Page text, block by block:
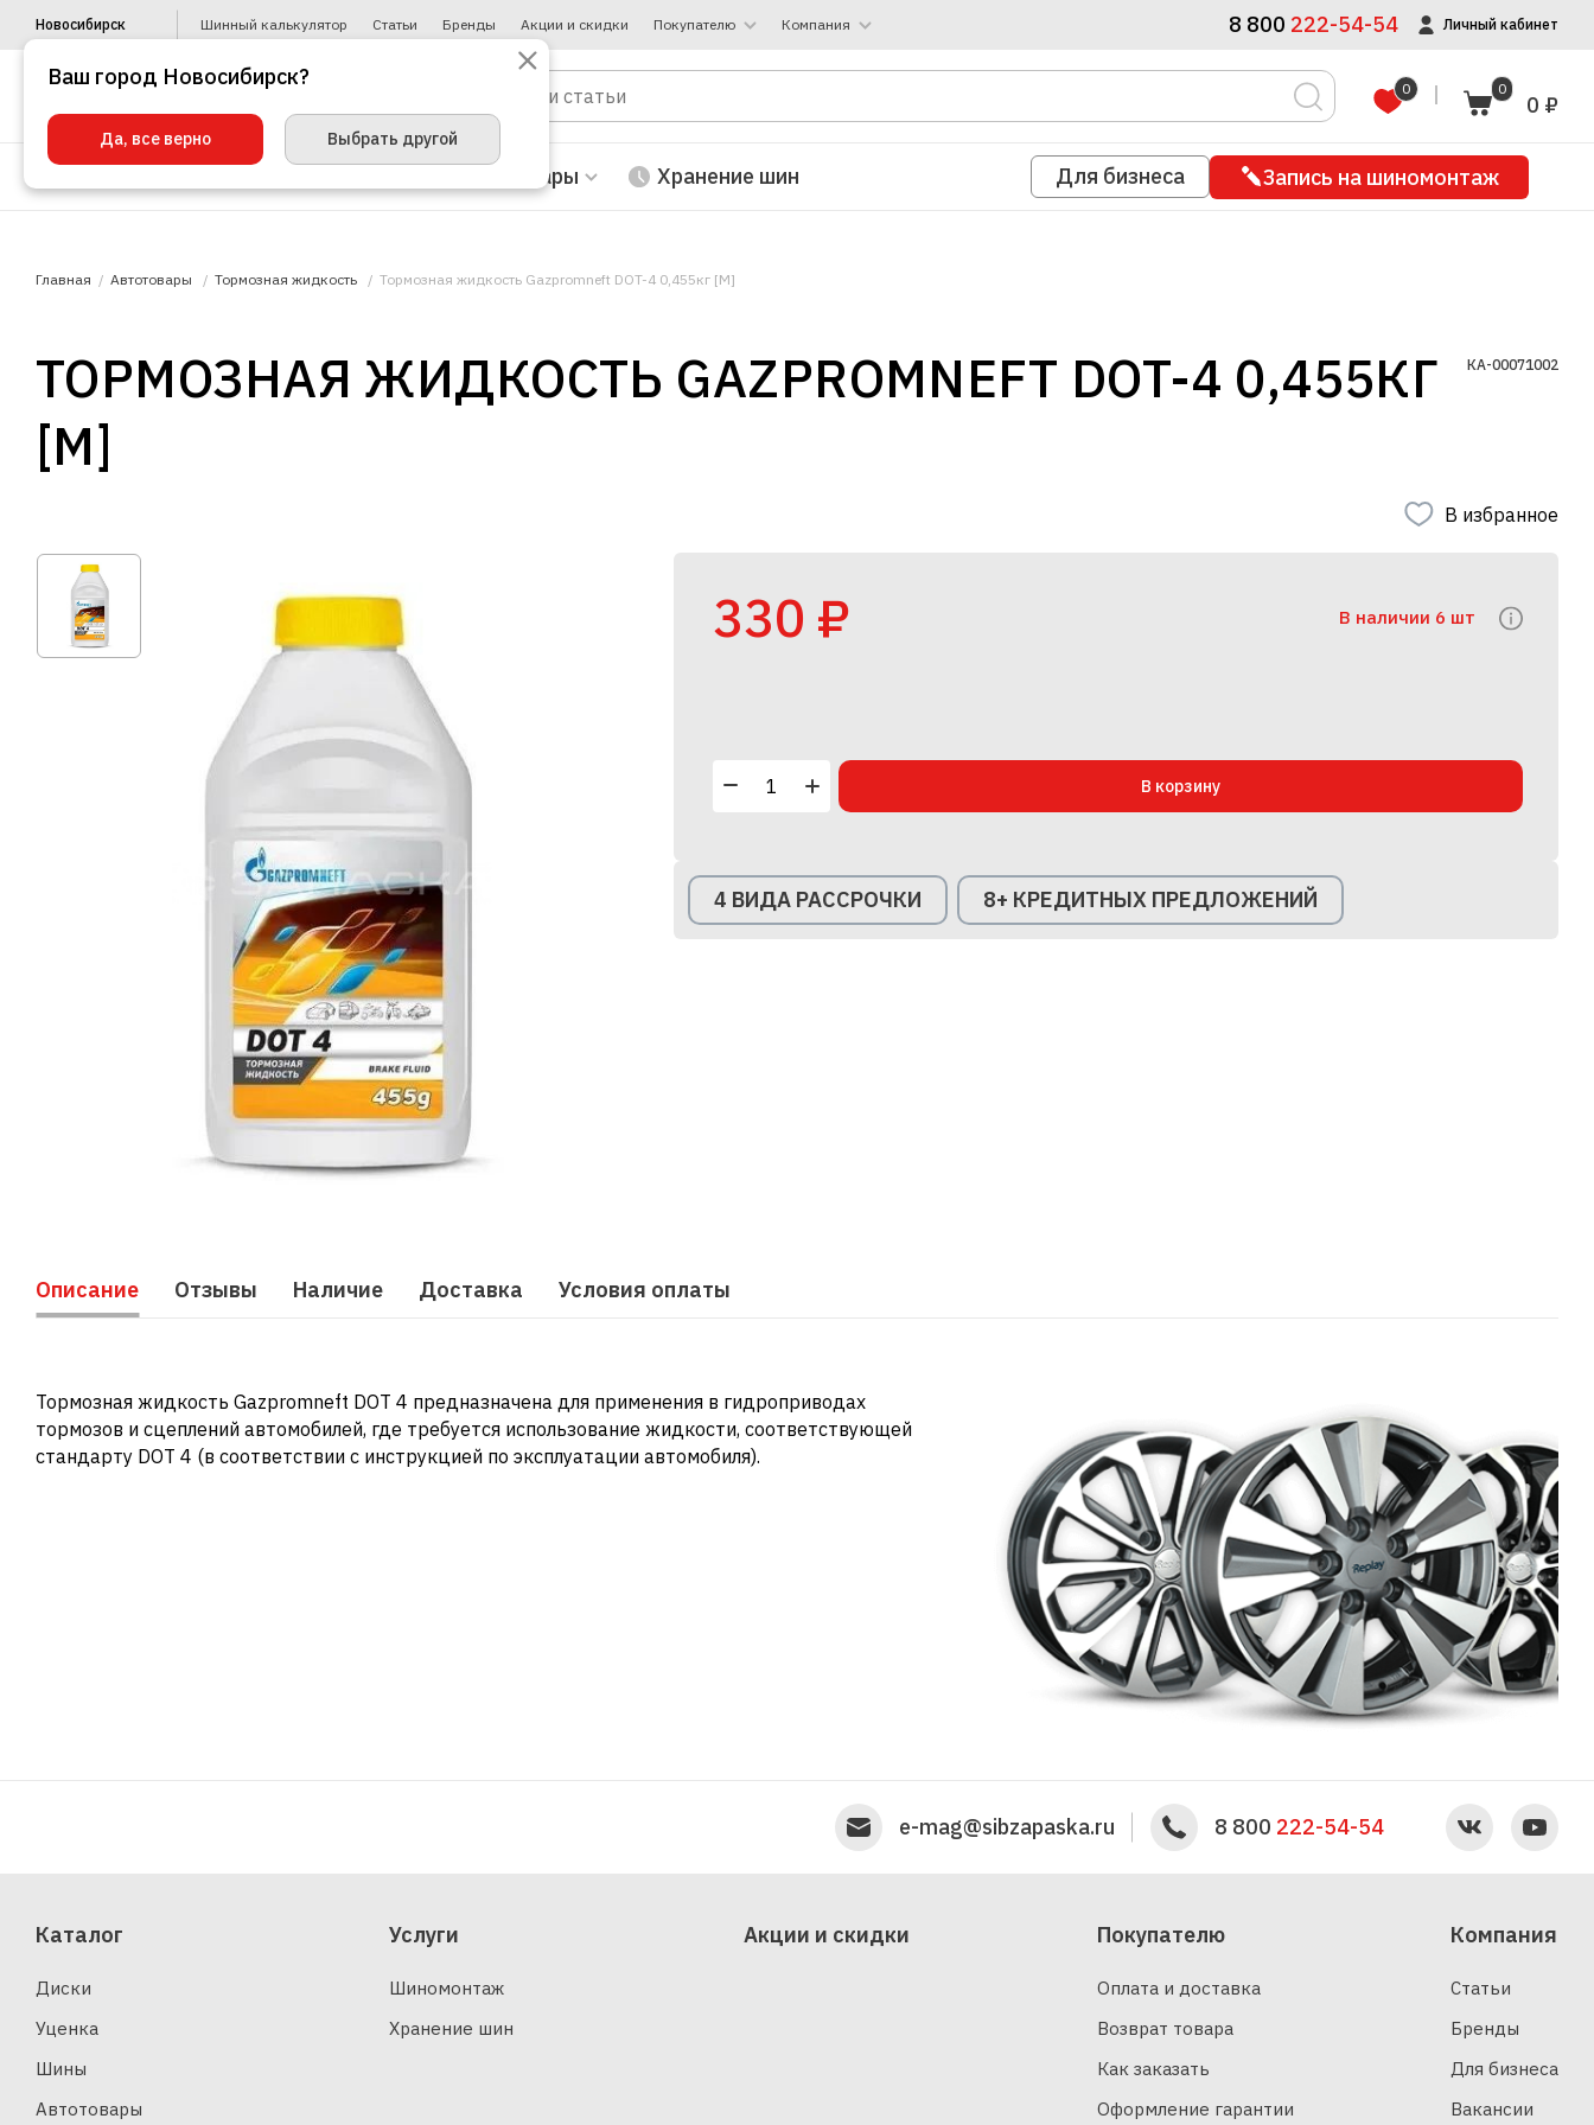
Новосибирск Шинный калькулятор Статьи Бренды Акции и скидки Покупателю Компания 8 800 222-54-54 Личный кабинет
0 0
0 ₽
Автотовары Хранение шин Для бизнеса Запись на шиномонтаж
Главная Автотовары Тормозная жидкость Тормозная жидкость Gazpromneft DOT-4 0,455кг [М]
ТОРМОЗНАЯ ЖИДКОСТЬ GAZPROMNEFT DOT-4 0,455КГ
[М]
КА-00071002
В избранное
330 ₽ В наличии 6 шт
В корзину
4 ВИДА РАССРОЧКИ 8+ КРЕДИТНЫХ ПРЕДЛОЖЕНИЙ
Описание Отзывы Наличие Доставка Условия оплаты
Тормозная жидкость Gazpromneft DOT 4 предназначена для применения в гидроприводах
тормозов и сцеплений автомобилей, где требуется использование жидкости, соответствующей
стандарту DOT 4 (в соответствии с инструкцией по эксплуатации автомобиля).
e-mag@sibzapaska.ru 8 800 222-54-54
Каталог
Диски
Уценка
Шины
Автотовары
Услуги
Шиномонтаж
Хранение шин
Акции и скидки Покупателю
Оплата и доставка
Возврат товара
Как заказать
Оформление гарантии
Компания
Статьи
Бренды
Для бизнеса
Вакансии
Ваш город Новосибирск?
Да, все верно Выбрать другой